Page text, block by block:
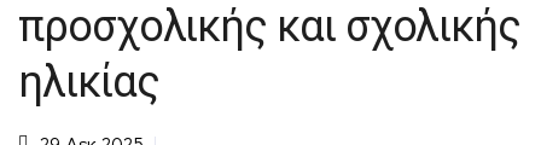
προσχολικής και σχολικής
ηλικίας